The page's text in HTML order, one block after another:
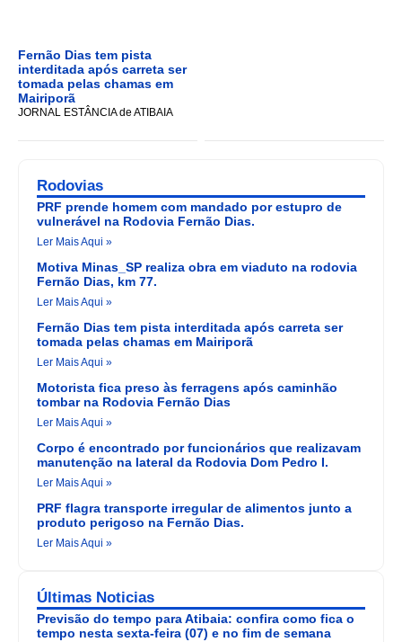
Fernão Dias tem pista
interditada após carreta ser
tomada pelas chamas em
Mairiporã
JORNAL ESTÂNCIA de ATIBAIA
Rodovias
PRF prende homem com mandado por estupro de
vulnerável na Rodovia Fernão Dias.
Ler Mais Aqui »
Motiva Minas_SP realiza obra em viaduto na rodovia
Fernão Dias, km 77.
Ler Mais Aqui »
Fernão Dias tem pista interditada após carreta ser
tomada pelas chamas em Mairiporã
Ler Mais Aqui »
Motorista fica preso às ferragens após caminhão
tombar na Rodovia Fernão Dias
Ler Mais Aqui »
Corpo é encontrado por funcionários que realizavam
manutenção na lateral da Rodovia Dom Pedro I.
Ler Mais Aqui »
PRF flagra transporte irregular de alimentos junto a
produto perigoso na Fernão Dias.
Ler Mais Aqui »
Últimas Noticias
Previsão do tempo para Atibaia: confira como fica o
tempo nesta sexta-feira (07) e no fim de semana